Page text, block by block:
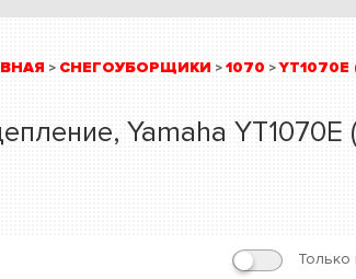
> СНЕГОУБОРЩИКИ > 1070 >YT1070E
Yamaha YT1070E
Только